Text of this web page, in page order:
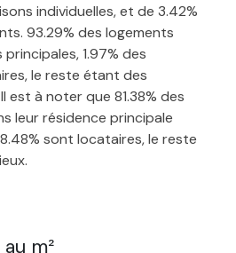
individuelles, et de 3.42%
93.29% des logements
1.97% des
le reste étant des
est à noter que 81.38% des
leur résidence principale
sont locataires, le reste
m²